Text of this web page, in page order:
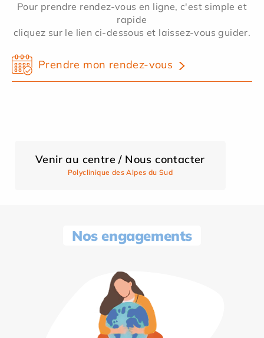
Pour prendre rendez-vous en ligne, c'est simple et
rapide
cliquez sur le lien ci-dessous et laissez-vous guider.
Prendre mon rendez-vous
Venir au centre / Nous contacter
Polyclinique des Alpes du Sud
Nos engagements